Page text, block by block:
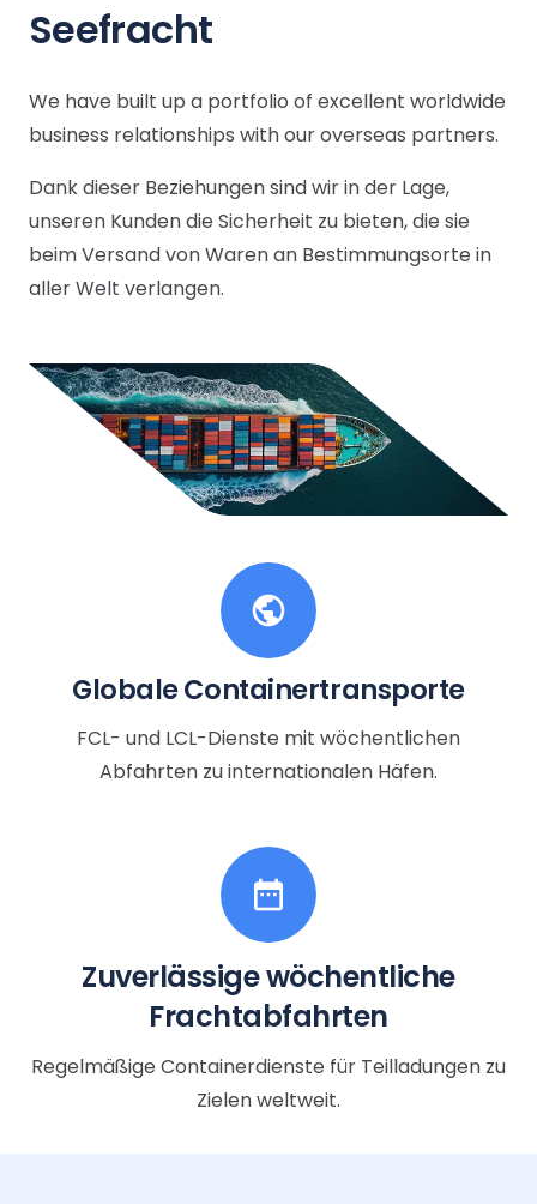
Seefracht
We have built up a portfolio of excellent worldwide
business relationships with our overseas partners.
Dank dieser Beziehungen sind wir in der Lage,
unseren Kunden die Sicherheit zu bieten, die sie
beim Versand von Waren an Bestimmungsorte in
aller Welt verlangen.
public
Globale Containertransporte
FCL- und LCL-Dienste mit wöchentlichen
Abfahrten zu internationalen Häfen.
date_range
Zuverlässige wöchentliche
Frachtabfahrten
Regelmäßige Containerdienste für Teilladungen zu
Zielen weltweit.